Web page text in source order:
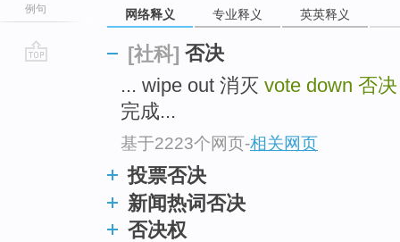
例句
网络释义 专业释义 英英释义
[社科] 否决
... wipe out 消灭 vote down 否决
完成...
基于2223个网页-相关网页
投票否决
新闻热词否决
否决权